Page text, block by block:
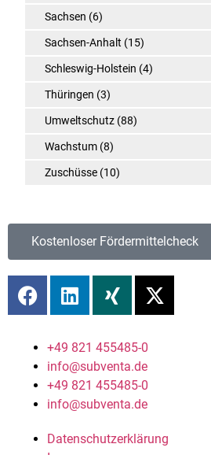
Sachsen (6)
Sachsen-Anhalt (15)
Schleswig-Holstein (4)
Thüringen (3)
Umweltschutz (88)
Wachstum (8)
Zuschüsse (10)
Kostenloser Fördermittelcheck
+49 821 455485-0
info@subventa.de
+49 821 455485-0
info@subventa.de
Datenschutzerklärung